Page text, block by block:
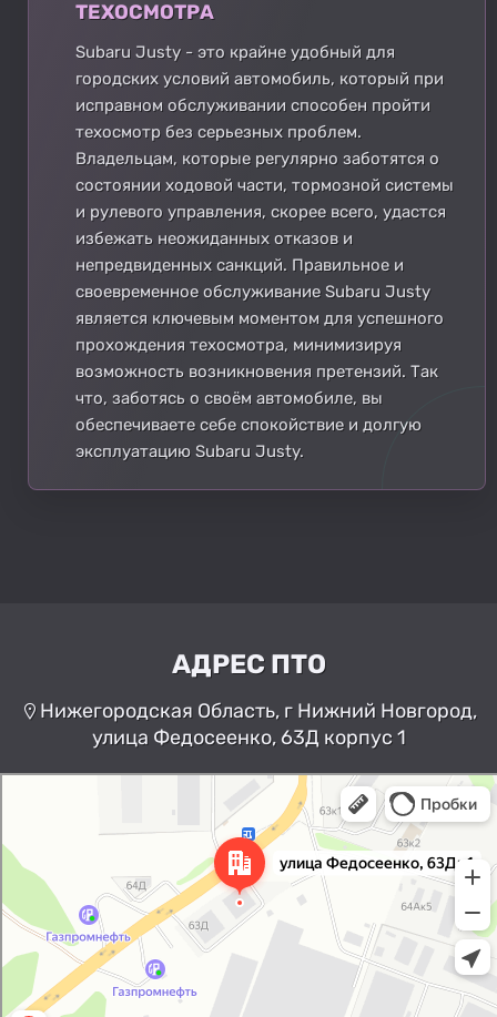
ТЕХОСМОТРА
Subaru Justy - это крайне удобный для
городских условий автомобиль, который при
исправном обслуживании способен пройти
техосмотр без серьезных проблем.
Владельцам, которые регулярно заботятся о
состоянии ходовой части, тормозной системы
и рулевого управления, скорее всего, удастся
избежать неожиданных отказов и
непредвиденных санкций. Правильное и
своевременное обслуживание Subaru Justy
является ключевым моментом для успешного
прохождения техосмотра, минимизируя
возможность возникновения претензий. Так
что, заботясь о своём автомобиле, вы
обеспечиваете себе спокойствие и долгую
эксплуатацию Subaru Justy.
АДРЕС ПТО
Нижегородская Область, г Нижний Новгород,
улица Федосеенко, 63Д корпус 1
Нижний Новгород
Улица Федосеенко, 63Дк1 —
Яндекс Карты